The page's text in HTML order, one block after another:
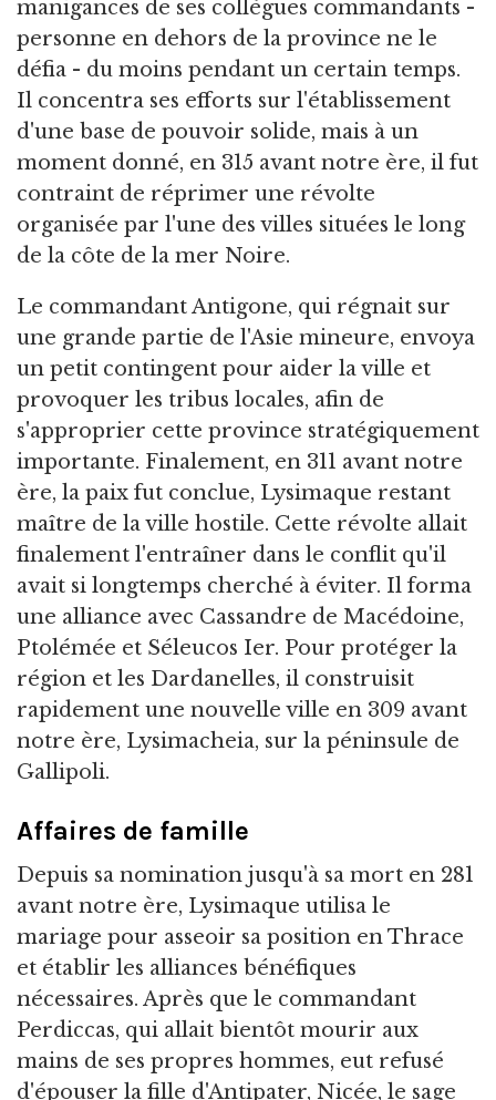
manigances de ses collègues commandants -
personne en dehors de la province ne le
défia - du moins pendant un certain temps.
Il concentra ses efforts sur l'établissement
d'une base de pouvoir solide, mais à un
moment donné, en 315 avant notre ère, il fut
contraint de réprimer une révolte
organisée par l'une des villes situées le long
de la côte de la mer Noire.
Le commandant Antigone, qui régnait sur
une grande partie de l'Asie mineure, envoya
un petit contingent pour aider la ville et
provoquer les tribus locales, afin de
s'approprier cette province stratégiquement
importante. Finalement, en 311 avant notre
ère, la paix fut conclue, Lysimaque restant
maître de la ville hostile. Cette révolte allait
finalement l'entraîner dans le conflit qu'il
avait si longtemps cherché à éviter. Il forma
une alliance avec Cassandre de Macédoine,
Ptolémée et Séleucos Ier. Pour protéger la
région et les Dardanelles, il construisit
rapidement une nouvelle ville en 309 avant
notre ère, Lysimacheia, sur la péninsule de
Gallipoli.
Affaires de famille
Depuis sa nomination jusqu'à sa mort en 281
avant notre ère, Lysimaque utilisa le
mariage pour asseoir sa position en Thrace
et établir les alliances bénéfiques
nécessaires. Après que le commandant
Perdiccas, qui allait bientôt mourir aux
mains de ses propres hommes, eut refusé
d'épouser la fille d'Antipater, Nicée, le sage